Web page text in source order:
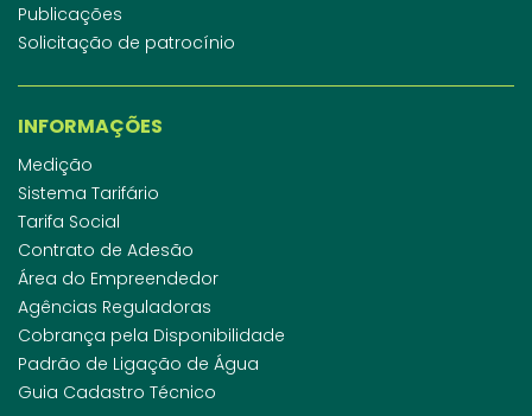
Publicações
Solicitação de patrocínio
INFORMAÇÕES
Medição
Sistema Tarifário
Tarifa Social
Contrato de Adesão
Área do Empreendedor
Agências Reguladoras
Cobrança pela Disponibilidade
Padrão de Ligação de Água
Guia Cadastro Técnico